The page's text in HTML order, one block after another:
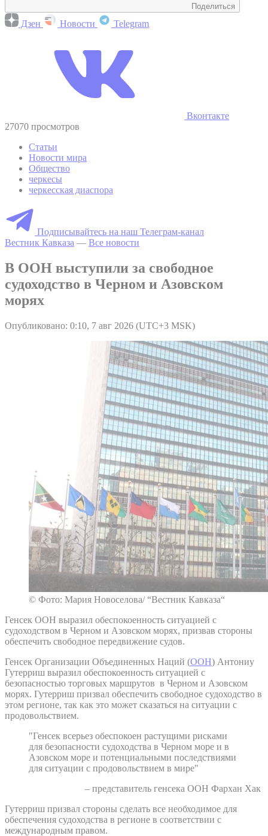
Поделиться
Дзен Новости Telegram
Вконтакте
27070 просмотров
Статьи
Новости мира
Общество
черкесы
черкесская диаспора
Подписывайтесь на наш Телеграм-канал
Вестник Кавказа — Все новости
В ООН выступили за свободное
судоходство в Черном и Азовском
морях
Опубликовано: 0:10, 7 авг 2026 (UTC+3 MSK)
© Фото: Мария Новоселова/ “Вестник Кавказа“
Генсек ООН выразил обеспокоенность ситуацией с
судоходством в Черном и Азовском морях, призвав стороны
обеспечить свободное передвижение судов.
Генсек Организации Объединенных Наций (ООН) Антониу
Гутерриш выразил обеспокоенность ситуацией с
безопасностью торговых маршрутов в Черном и Азовском
морях. Гутерриш призвал обеспечить свободное судоходство в
этом регионе, так как это может сказаться на ситуации с
продовольствием.
"Генсек всерьез обеспокоен растущими рисками
для безопасности судоходства в Черном море и в
Азовском море и потенциальными последствиями
для ситуации с продовольствием в мире"
– представитель генсека ООН Фархан Хак
Гутерриш призвал стороны сделать все необходимое для
обеспечения судоходства в регионе в соответствии с
международным правом.